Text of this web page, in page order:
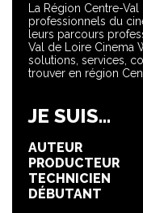
La Région Centre-
professionnels du
leurs parcours
Val de Loire Cinema
solutions, services,
trouver en région
JE SUIS...
AUTEUR
PRODUCTEUR
TECHNICIEN
DÉBUTANT